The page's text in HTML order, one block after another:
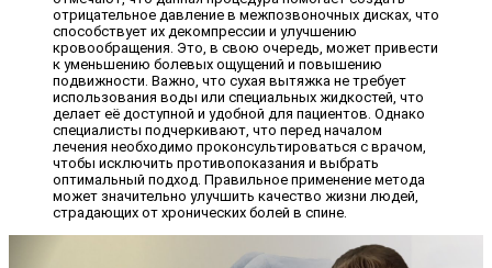
отрицательное давление в межпозвоночных дисках, что
способствует их декомпрессии и улучшению
кровообращения. Это, в свою очередь, может привести
к уменьшению болевых ощущений и повышению
подвижности. Важно, что сухая вытяжка не требует
использования воды или специальных жидкостей, что
делает её доступной и удобной для пациентов. Однако
специалисты подчеркивают, что перед началом
лечения необходимо проконсультироваться с врачом,
чтобы исключить противопоказания и выбрать
оптимальный подход. Правильное применение метода
может значительно улучшить качество жизни людей,
страдающих от хронических болей в спине.